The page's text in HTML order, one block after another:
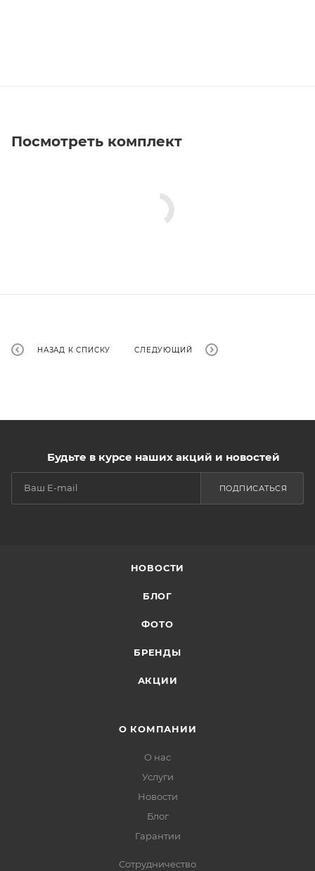
Посмотреть комплект
НАЗАД К СПИСКУ СЛЕДУЮЩИЙ
Будьте в курсе наших акций и новостей
ПОДПИСАТЬСЯ
НОВОСТИ
БЛОГ
ФОТО
БРЕНДЫ
АКЦИИ
О КОМПАНИИ
О нас
Услуги
Новости
Блог
Гарантии
Сотрудничество